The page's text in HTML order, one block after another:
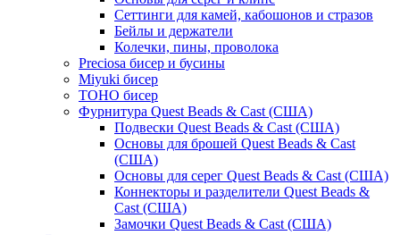
Сеттинги для камей, кабошонов и стразов
Бейлы и держатели
Колечки, пины, проволока
Preciosa бисер и бусины
Miyuki бисер
TOHO бисер
Фурнитура Quest Beads & Cast (США)
Подвески Quest Beads & Cast (США)
Основы для брошей Quest Beads & Cast
(США)
Основы для серег Quest Beads & Cast (США)
Коннекторы и разделители Quest Beads &
Cast (США)
Замочки Quest Beads & Cast (США)